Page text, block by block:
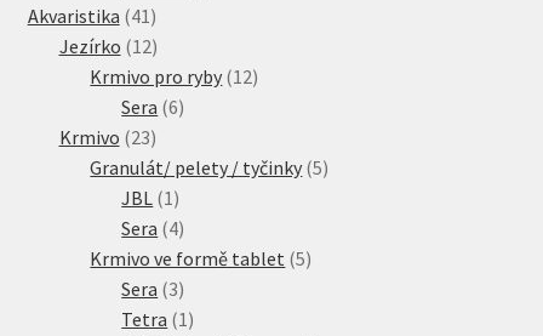
Akvaristika 41 41
produktů
Jezírko 1212
produktů
Krmivo pro ryby 1212
Sera 66
Krmivo 2323
produktů
Granulát/ pelety / tyčinky 55
JBL 1 1
produkt
Sera 44
produkty
Krmivo ve formě tablet 55
Sera 33
produkty
Tetra 1 1